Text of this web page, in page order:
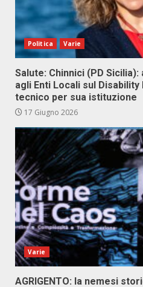
Politica Varie
Salute: Chinnici (PD
agli Enti Locali sul
tecnico per sua istituzione
17 Giugno 2026
Varie
AGRIGENTO: la nemesi